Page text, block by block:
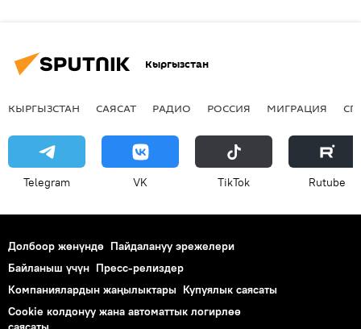
Кыргызстан
КЫРГЫЗСТАН САЯСАТ РАДИО РОССИЯ МИГРАЦИЯ
Telegram VK ТikТоk Rutube
Долбоор жөнүндө Пайдалануу эрежелери
Байланыш үчүн Пресс-релиздер
Компаниялардын жаңылыктары Купуялык саясаты
Cookie колдонуу жана автоматтык логирлөө